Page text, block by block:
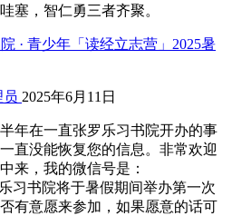
塞，智仁勇三者齐聚。
· 青少年「读经立志营」2025暑
员 2025年6月11日
年在一直张罗乐习书院开办的事
直没能恢复您的信息。非常欢迎
来，我的微信号是：
习书院将于暑假期间举办第一次
有意愿来参加，如果愿意的话可